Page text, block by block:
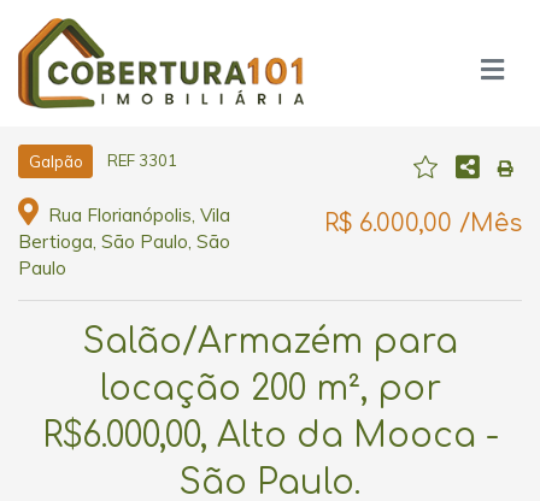
Galpão REF 3301
Rua Florianópolis, Vila
Bertioga, São Paulo, São
Paulo
R$ 6.000,00 /Mês
Salão/Armazém para
locação 200 m², por
R$6.000,00, Alto da Mooca -
São Paulo.